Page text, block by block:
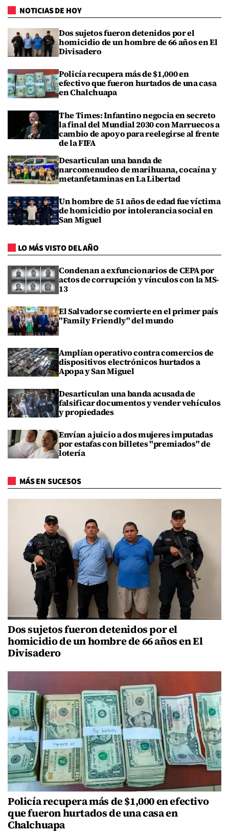
NOTICIAS DE HOY
Dos sujetos fueron detenidos por el
homicidio de un hombre de 66 años en El
Divisadero
Policía recupera más de $1,000 en
efectivo que fueron hurtados de una casa
en Chalchuapa
The Times: Infantino negocia en secreto
la final del Mundial 2030 con Marruecos a
cambio de apoyo para reelegirse al frente
de la FIFA
Desarticulan una banda de
narcomenudeo de marihuana, cocaína y
metanfetaminas en La Libertad
Un hombre de 51 años de edad fue víctima
de homicidio por intolerancia social en
San Miguel
LO MÁS VISTO DEL AÑO
Condenan a exfuncionarios de CEPA por
actos de corrupción y vínculos con la MS-
13
El Salvador se convierte en el primer país
"Family Friendly" del mundo
Amplían operativo contra comercios de
dispositivos electrónicos hurtados a
Apopa y San Miguel
Desarticulan una banda acusada de
falsificar documentos y vender vehículos
y propiedades
Envían a juicio a dos mujeres imputadas
por estafas con billetes "premiados" de
lotería
MÁS EN SUCESOS
Dos sujetos fueron detenidos por el
homicidio de un hombre de 66 años en El
Divisadero
Policía recupera más de $1,000 en efectivo
que fueron hurtados de una casa en
Chalchuapa